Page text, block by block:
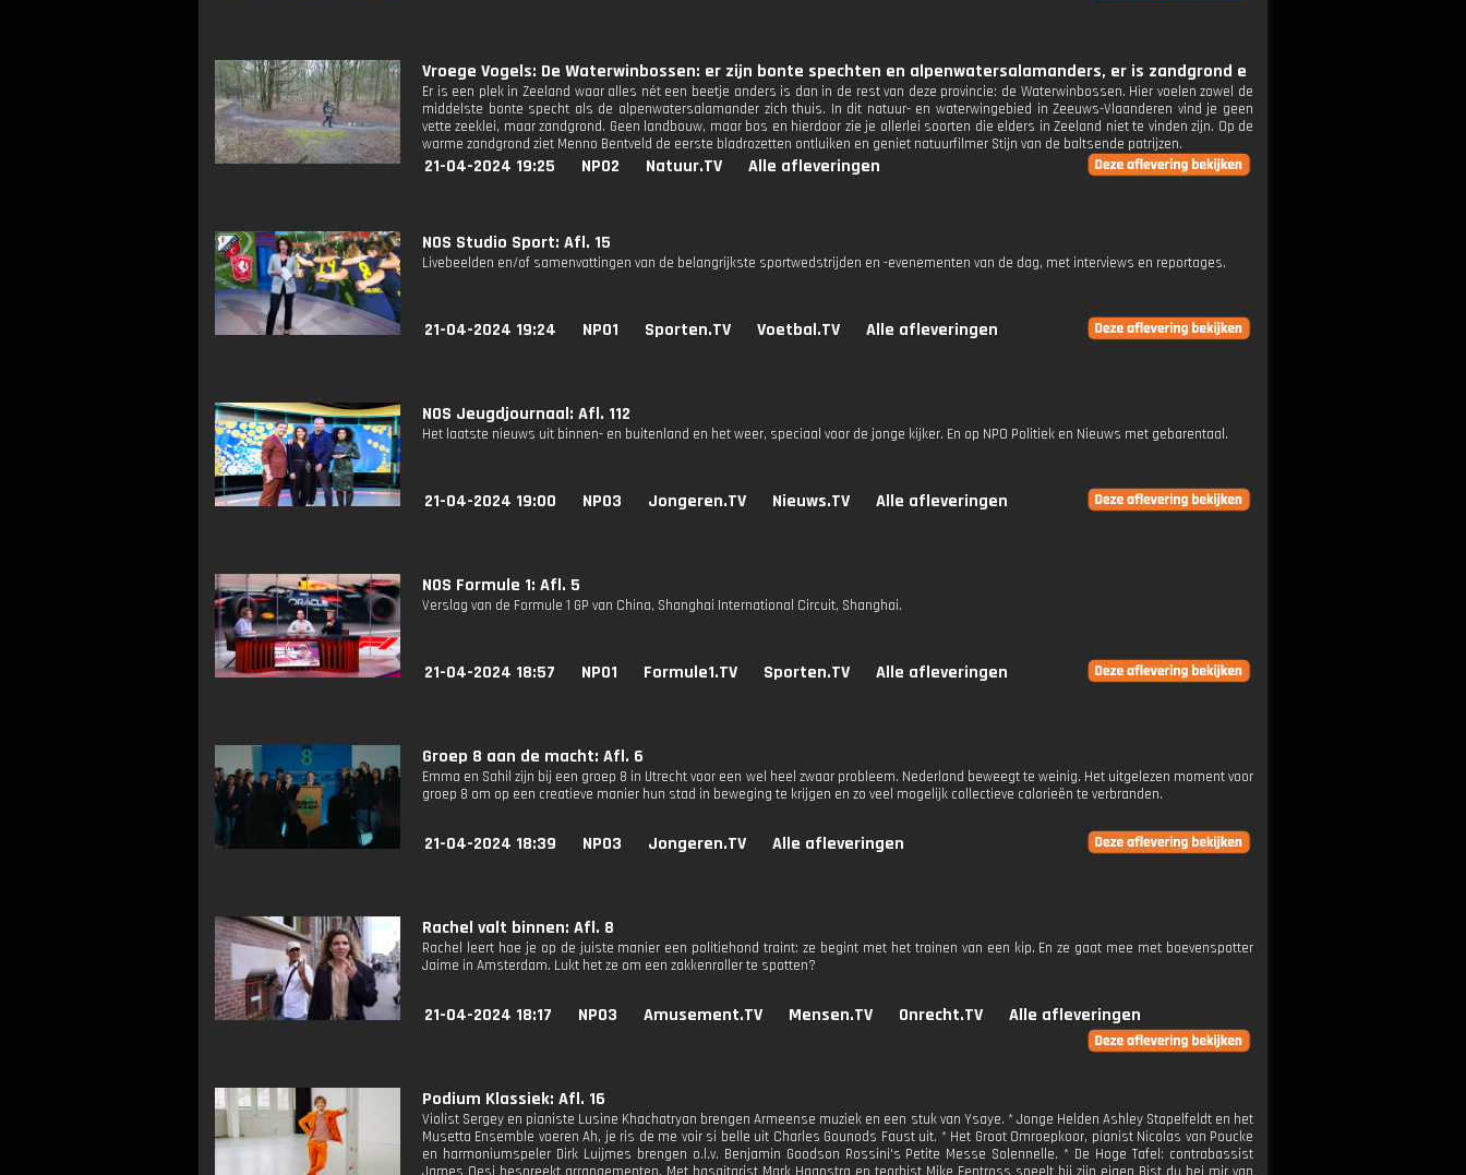
Vroege Vogels: De Waterwinbossen: er zijn bonte spechten en alpenwatersalamanders, er is zandgrond e
Er is een plek in Zeeland waar alles nét een beetje anders is dan in de rest van deze provincie: de Waterwinbossen. Hier voelen zowel de
middelste bonte specht als de alpenwatersalamander zich thuis. In dit natuur- en waterwingebied in Zeeuws-Vlaanderen vind je geen
vette zeeklei, maar zandgrond. Geen landbouw, maar bos en hierdoor zie je allerlei soorten die elders in Zeeland niet te vinden zijn. Op de
warme zandgrond ziet Menno Bentveld de eerste bladrozetten ontluiken en geniet natuurfilmer Stijn van de baltsende patrijzen.
21-04-2024 19:25 NPO2 Natuur.TV Alle afleveringen
NOS Studio Sport: Afl. 15
Livebeelden en/of samenvattingen van de belangrijkste sportwedstrijden en -evenementen van de dag, met interviews en reportages.
21-04-2024 19:24 NPO1 Sporten.TV Voetbal.TV Alle afleveringen
NOS Jeugdjournaal: Afl. 112
Het laatste nieuws uit binnen- en buitenland en het weer, speciaal voor de jonge kijker. En op NPO Politiek en Nieuws met gebarentaal.
21-04-2024 19:00 NPO3 Jongeren.TV Nieuws.TV Alle afleveringen
NOS Formule 1: Afl. 5
Verslag van de Formule 1 GP van China, Shanghai International Circuit, Shanghai.
21-04-2024 18:57 NPO1 Formule1.TV Sporten.TV Alle afleveringen
Groep 8 aan de macht: Afl. 6
Emma en Sahil zijn bij een groep 8 in Utrecht voor een wel heel zwaar probleem. Nederland beweegt te weinig. Het uitgelezen moment voor
groep 8 om op een creatieve manier hun stad in beweging te krijgen en zo veel mogelijk collectieve calorieën te verbranden.
21-04-2024 18:39 NPO3 Jongeren.TV Alle afleveringen
Rachel valt binnen: Afl. 8
Rachel leert hoe je op de juiste manier een politiehond traint: ze begint met het trainen van een kip. En ze gaat mee met boevenspotter
Jaime in Amsterdam. Lukt het ze om een zakkenroller te spotten?
21-04-2024 18:17 NPO3 Amusement.TV Mensen.TV Onrecht.TV Alle afleveringen
Podium Klassiek: Afl. 16
Violist Sergey en pianiste Lusine Khachatryan brengen Armeense muziek en een stuk van Ysaye. * Jonge Helden Ashley Stapelfeldt en het
Musetta Ensemble voeren Ah, je ris de me voir si belle uit Charles Gounods Faust uit. * Het Groot Omroepkoor, pianist Nicolas van Poucke
en harmoniumspeler Dirk Luijmes brengen o.l.v. Benjamin Goodson Rossini's Petite Messe Solennelle. * De Hoge Tafel: contrabassist